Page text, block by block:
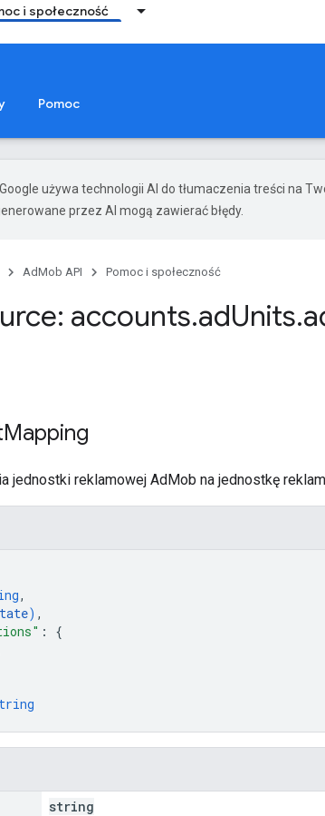
i społeczność
Pomoc
Google używa technologii AI do tłumaczenia treści na
przez AI mogą zawierać błędy.
AdMob API Pomoc i społeczność
accounts.adUnits.
Mapping
jednostki reklamowej AdMob na jednostkę
,
) ,
: {
string